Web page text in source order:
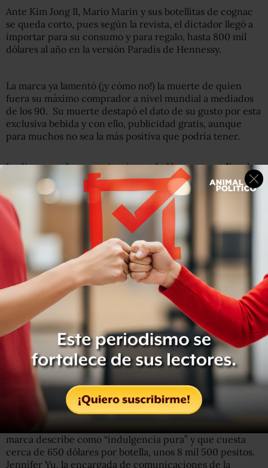
Ante Kim Jong Il, Mario Marín y sus botellitas de cognac
se queda corto, pues según la revista, el dictador llegó a
importar para su consumo y para regalo, hasta 800 mil
dólares al año en la versión Paradis de Hennessy.
La marca ya lamentó (¡y cómo no!) la muerte de quien
fuera su máximo comprador a nivel mundial a mediados
de los 90. Su muerte destapó el dato de su gusto por esta
exclusiva bebida y con ello, publicidad gratis, aunque
para muchos no sea la más positiva que podría tener.
La directora de comunicaciones de Hennessy en Estados
Unidos, comentó que no ha habido ninguna
retroalimentación negativa, y que hasta el momento no
ha afectado sus ventas (que se espere al balance
trimestral y verá).
El dictador de mano dura disfrutaba de la bebida que la
marca describe como “indulgencia pura” y que cuesta
cerca de 650 dólares por botella, unos 8 mil 500 pesitos.
Jennifer Yu, la encargada de comunicaciones de la